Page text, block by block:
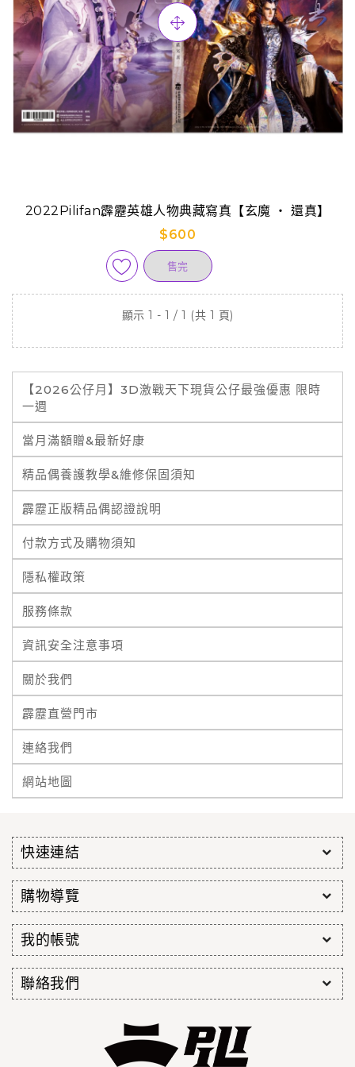
2022Pilifan霹靂英雄人物典藏寫真【玄魔 ‧ 還真】
$600
售完
顯示 1 - 1 / 1 (共 1 頁)
【2026公仔月】3D激戰天下現貨公仔最強優惠 限時
一週
當月滿額贈&最新好康
精品偶養護教學&維修保固須知
霹靂正版精品偶認證說明
付款方式及購物須知
隱私權政策
服務條款
資訊安全注意事項
關於我們
霹靂直營門市
連絡我們
網站地圖
快速連結
購物導覽
我的帳號
聯絡我們